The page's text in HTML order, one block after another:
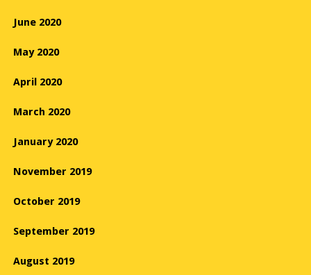
June 2020
May 2020
April 2020
March 2020
January 2020
November 2019
October 2019
September 2019
August 2019